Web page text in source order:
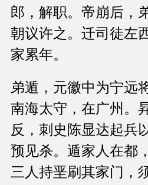
郎，解职。帝崩后，
朝议许之。迁司徒左
家累年。
弟遁，元徽中为宁远
南海太守，在广州。
反，刺史陈显达起兵
预见杀。遁家人在都
三人持垩刷其家门，